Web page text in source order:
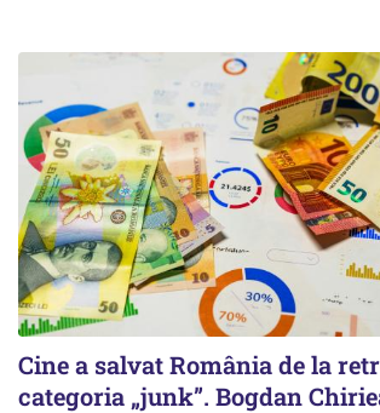
Cine a salvat România de la
categoria „junk”. Bogdan